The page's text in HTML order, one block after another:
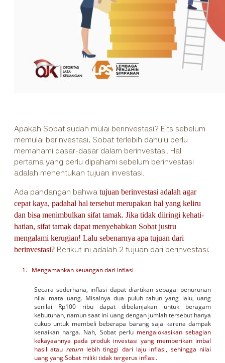
Apakah Sobat sudah mulai berinvestasi? Eits sebelum
memulai berinvestasi, Sobat terlebih dahulu perlu
memahami dasar-dasar dalam berinvestasi. Hal
pertama yang perlu dipahami sebelum berinvestasi
adalah menentukan tujuan investasi.
Ada pandangan bahwa tujuan berinvestasi adalah agar
cepat kaya, padahal hal tersebut merupakan hal yang keliru
dan bisa menimbulkan sifat tamak. Jika tidak diiringi kehati-
hatian, sifat tamak dapat menyebabkan Sobat justru
mengalami kerugian! Lalu sebenarnya apa tujuan dari
berinvestasi? Berikut ini adalah 2 tujuan dari berinvestasi:
1. Mengamankan keuangan dari inflasi
Secara sederhana, inflasi dapat diartikan sebagai penurunan
nilai mata uang. Misalnya dua puluh tahun yang lalu, uang
senilai Rp100 ribu dapat dibelanjakan untuk beragam
kebutuhan, namun saat ini uang dengan jumlah tersebut hanya
cukup untuk membeli beberapa barang saja karena dampak
kenaikan harga. Nah, Sobat perlu mengalokasikan sebagian
kekayaannya pada produk investasi yang memberikan imbal
hasil atau return lebih tinggi dari laju inflasi, sehingga nilai
uang yang Sobat miliki tidak tergerus inflasi.